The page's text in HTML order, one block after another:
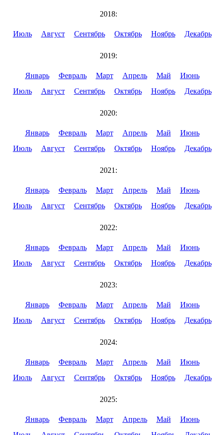
2018:
Июль Август Сентябрь Октябрь Ноябрь Декабрь
2019:
Январь Февраль Март Апрель Май
Июнь
Июль
Август Сентябрь Октябрь Ноябрь Декабрь
2020:
Январь Февраль Март Апрель Май
Июнь
Июль
Август Сентябрь Октябрь Ноябрь Декабрь
2021:
Январь Февраль Март Апрель Май
Июнь
Июль
Август Сентябрь Октябрь Ноябрь Декабрь
2022:
Январь Февраль Март Апрель Май
Июнь
Июль
Август Сентябрь Октябрь Ноябрь Декабрь
2023:
Январь Февраль Март Апрель Май
Июнь
Июль
Август Сентябрь Октябрь Ноябрь Декабрь
2024:
Январь Февраль Март Апрель Май
Июнь
Июль
Август Сентябрь Октябрь Ноябрь Декабрь
2025:
Январь Февраль Март Апрель Май
Июнь